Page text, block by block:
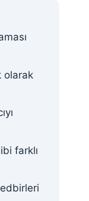
olarak
farklı